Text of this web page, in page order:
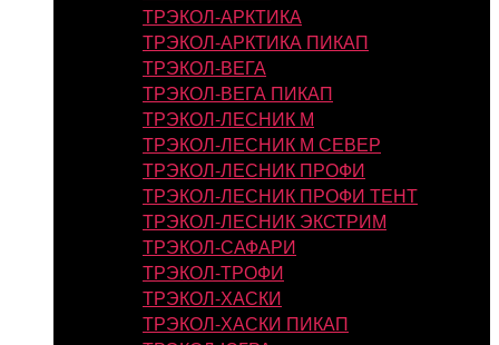
ТРЭКОЛ-АРКТИКА
ТРЭКОЛ-АРКТИКА ПИКАП
ТРЭКОЛ-ВЕГА
ТРЭКОЛ-ВЕГА ПИКАП
ТРЭКОЛ-ЛЕСНИК М
ТРЭКОЛ-ЛЕСНИК М СЕВЕР
ТРЭКОЛ-ЛЕСНИК ПРОФИ
ТРЭКОЛ-ЛЕСНИК ПРОФИ ТЕНТ
ТРЭКОЛ-ЛЕСНИК ЭКСТРИМ
ТРЭКОЛ-САФАРИ
ТРЭКОЛ-ТРОФИ
ТРЭКОЛ-ХАСКИ
ТРЭКОЛ-ХАСКИ ПИКАП